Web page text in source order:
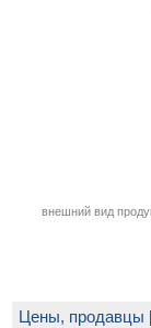
внешний вид
Цены, продавцы